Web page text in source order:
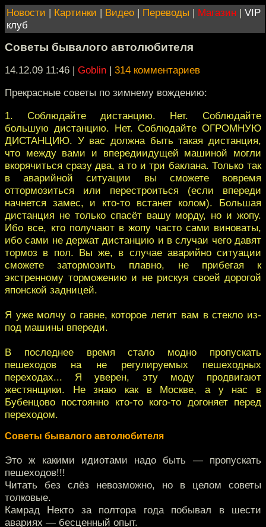
Новости | Картинки | Видео | Переводы | Магазин | VIP
клуб
Советы бывалого автолюбителя
14.12.09 11:46 | Goblin | 314 комментариев
Прекрасные советы по зимнему вождению:
1. Соблюдайте дистанцию. Нет. Соблюдайте
большую дистанцию. Нет. Соблюдайте ОГРОМНУЮ
ДИСТАНЦИЮ. У вас должна быть такая дистанция,
что между вами и впередиидущей машиной могли
вкорячиться сразу два, а то и три баклана. Только так
в аварийной ситуации вы сможете вовремя
оттормозиться или перестроиться (если впереди
начнется замес, и кто-то встанет колом). Большая
дистанция не только спасёт вашу морду, но и жопу.
Ибо все, кто получают в жопу часто сами виноваты,
ибо сами не держат дистанцию и в случаи чего давят
тормоз в пол. Вы же, в случае аварийно ситуации
сможете затормозить плавно, не прибегая к
экстренному торможению и не рискуя своей дорогой
японской задницей.
Я уже молчу о гавне, которое летит вам в стекло из-
под машины впереди.
В последнее время стало модно пропускать
пешеходов на не регулируемых пешеходных
переходах... Я уверен, эту моду продвигают
жестянщики. Не знаю как в Москве, а у нас в
Бубенцово постоянно кто-то кого-то догоняет перед
переходом.
Советы бывалого автолюбителя
Это ж какими идиотами надо быть — пропускать
пешеходов!!!
Читать без слёз невозможно, но в целом советы
толковые.
Камрад Некто за полтора года побывал в шести
авариях — бесценный опыт.